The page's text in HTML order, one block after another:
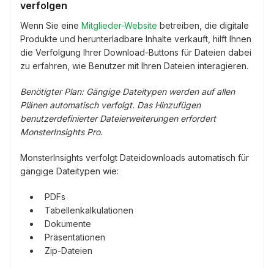
verfolgen
Wenn Sie eine Mitglieder-Website betreiben, die digitale
Produkte und herunterladbare Inhalte verkauft, hilft Ihnen
die Verfolgung Ihrer Download-Buttons für Dateien dabei
zu erfahren, wie Benutzer mit Ihren Dateien interagieren.
Benötigter Plan: Gängige Dateitypen werden auf allen
Plänen automatisch verfolgt. Das Hinzufügen
benutzerdefinierter Dateierweiterungen erfordert
MonsterInsights Pro.
MonsterInsights verfolgt Dateidownloads automatisch für
gängige Dateitypen wie:
PDFs
Tabellenkalkulationen
Dokumente
Präsentationen
Zip-Dateien